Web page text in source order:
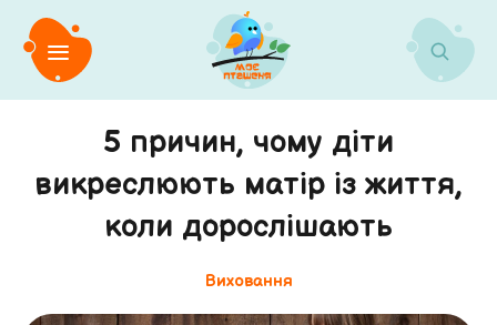
5 причин, чому діти
викреслюють матір із життя,
коли дорослішають
Виховання